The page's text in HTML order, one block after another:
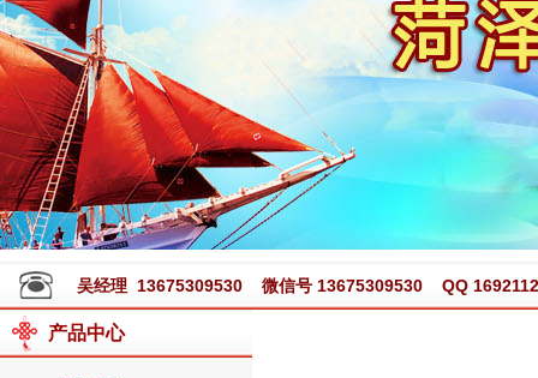
吴经理 13675309530 微信号 13675309530 QQ
产品中心